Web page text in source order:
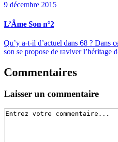
9 décembre 2015
L’Âme Son n°2
Qu’y a-t-il d’actuel dans 68 ? Dans
son se propose de raviver l’héritage
Commentaires
Laisser un commentaire